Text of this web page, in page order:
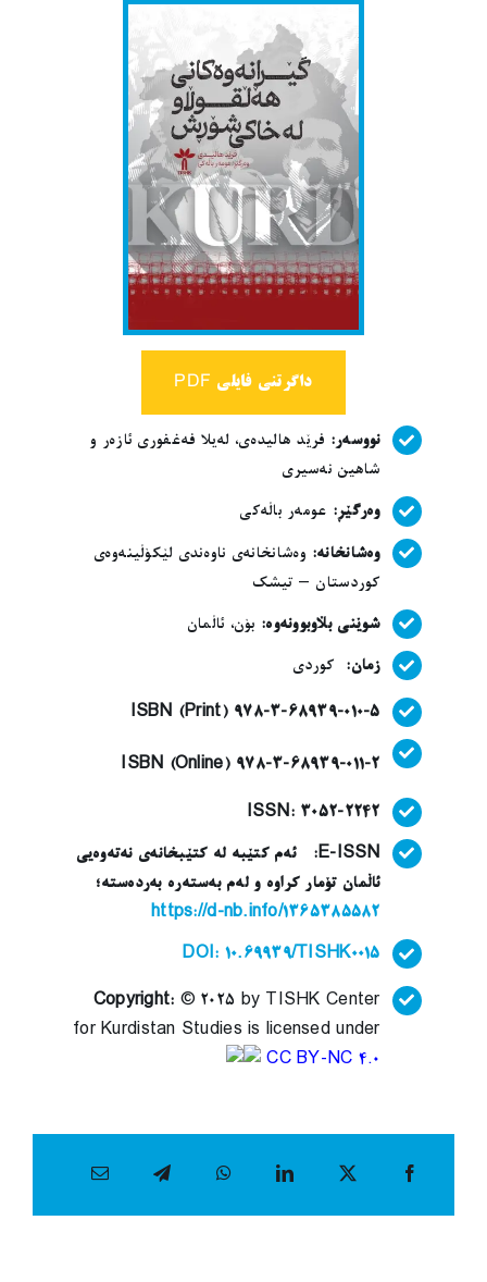
داگرتنی فایلی PDF
نووسەر: فرێد هالیدەی، لەیلا فەغفوری ئازەر و
شاهین نەسیری
وەرگێڕ: عومەر باڵەکی
وەشانخانە: وەشانخانەی ناوەندی لێکۆڵینەوەی
کوردستان – تیشک
شوێنی بڵاوبوونەوە: بۆن، ئاڵمان
زمان: کوردی
ISBN (Print) 978-3-68939-010-5
ISBN (Online) 978-3-68939-011-2
ISSN: 3052-2242
E-ISSN: ئەم کتێبە لە کتێبخانەی نەتەوەیی
ئاڵمان تۆمار کراوە و لەم بەستەرە بەردەستە؛
https://d-nb.info/1365385582
DOI: 10.69939/TISHK0015
Copyright: © 2025 by TISHK Center
for Kurdistan Studies is licensed under
CC BY-NC 4.0